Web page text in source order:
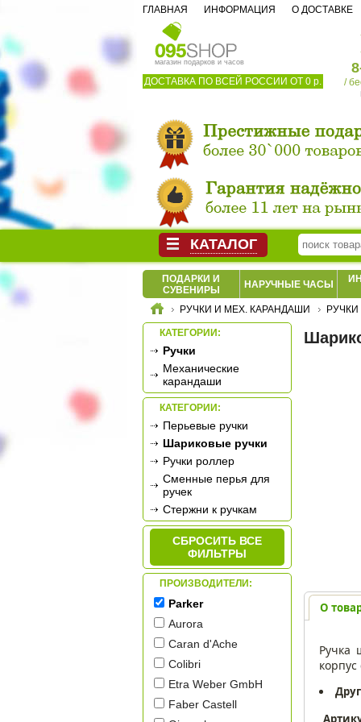
магазин подарков и часов
ДОСТАВКА ПО ВСЕЙ РОССИИ ОТ 0 р.
/
ГЛАВНАЯ ИНФОРМАЦИЯ О ДОСТАВКЕ
ПОДАРКИ И
СУВЕНИРЫ
НАРУЧНЫЕ ЧАСЫ
РУЧКИ И МЕХ. КАРАНДАШИ РУЧКИ
КАТЕГОРИИ:
Ручки
Механические
карандаши
КАТЕГОРИИ:
Перьевые ручки
Шариковые ручки
Ручки роллер
Сменные перья для
ручек
Стержни к ручкам
СБРОСИТЬ ВСЕ
ФИЛЬТРЫ
ПРОИЗВОДИТЕЛИ:
Parker
Aurora
Caran d'Ache
Colibri
Etra Weber GmbH
Faber Castell
О
Ручка
КАТАЛОГ